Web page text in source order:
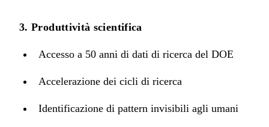
3. Produttività scientifica
Accesso a 50 anni di dati di ricerca del DOE
Accelerazione dei cicli di ricerca
Identificazione di pattern invisibili agli umani